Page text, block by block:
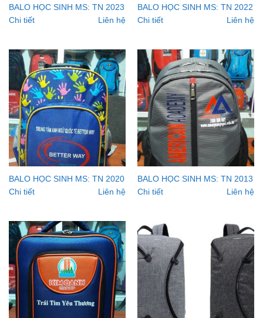
BALO HỌC SINH MS: TN 2023
Chi tiết
Liên hệ
BALO HỌC SINH MS: TN 2022
Chi tiết
Liên hệ
BALO HỌC SINH MS: TN 2020
Chi tiết
Liên hệ
BALO HỌC SINH MS: TN 2013
Chi tiết
Liên hệ